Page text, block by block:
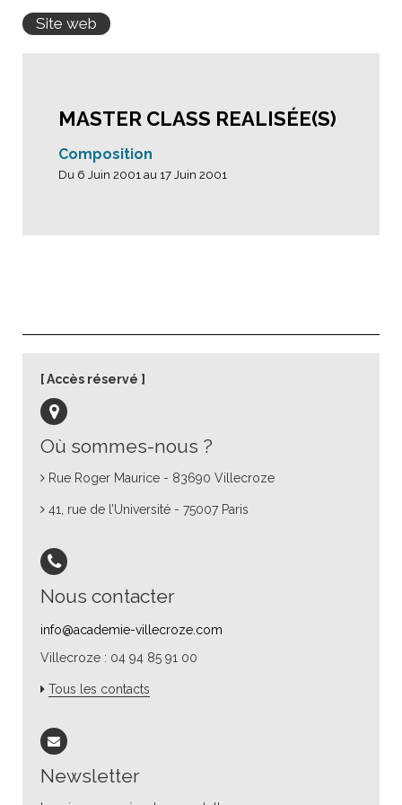
Site web
MASTER CLASS REALISÉE(S)
Composition
Du 6 Juin 2001 au 17 Juin 2001
Où sommes-nous ?
Rue Roger Maurice - 83690 Villecroze
41, rue de l’Université - 75007 Paris
Nous contacter
info@academie-villecroze.com
Villecroze : 04 94 85 91 00
Tous les contacts
Newsletter
Accès réservé